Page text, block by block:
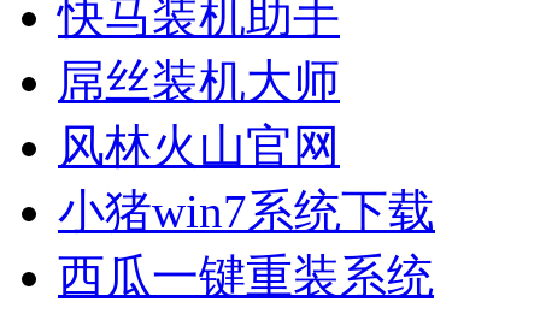
快马装机助手
屌丝装机大师
风林火山官网
小猪win7系统下载
西瓜一键重装系统